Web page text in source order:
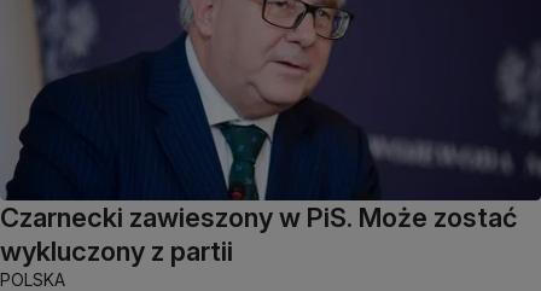
Czarnecki zawieszony w PiS. Może zostać
wykluczony z partii
POLSKA